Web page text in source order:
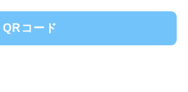
QRコード